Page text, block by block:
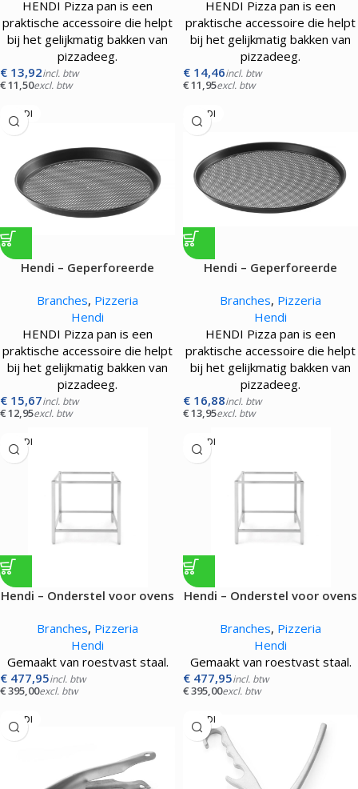
HENDI Pizza pan is een
praktische accessoire die helpt
bij het gelijkmatig bakken van
pizzadeeg.
€ 13,92incl. btw
€11,50excl. btw
HENDI Pizza pan is een
praktische accessoire die helpt
bij het gelijkmatig bakken van
pizzadeeg.
€ 14,46incl. btw
€11,95excl. btw
HENDI
Hendi – Geperforeerde
Branches, Pizzeria
Hendi
HENDI Pizza pan is een
praktische accessoire die helpt
bij het gelijkmatig bakken van
pizzadeeg.
€ 15,67incl. btw
€12,95excl. btw
HENDI
Hendi – Geperforeerde
Branches, Pizzeria
Hendi
HENDI Pizza pan is een
praktische accessoire die helpt
bij het gelijkmatig bakken van
pizzadeeg.
€ 16,88incl. btw
€13,95excl. btw
HENDI
Hendi – Onderstel voor ovens
Branches, Pizzeria
Hendi
Gemaakt van roestvast staal.
€ 477,95incl. btw
€395,00excl. btw
HENDI
Hendi – Onderstel voor ovens
Branches, Pizzeria
Hendi
Gemaakt van roestvast staal.
€ 477,95incl. btw
€395,00excl. btw
HENDI HENDI